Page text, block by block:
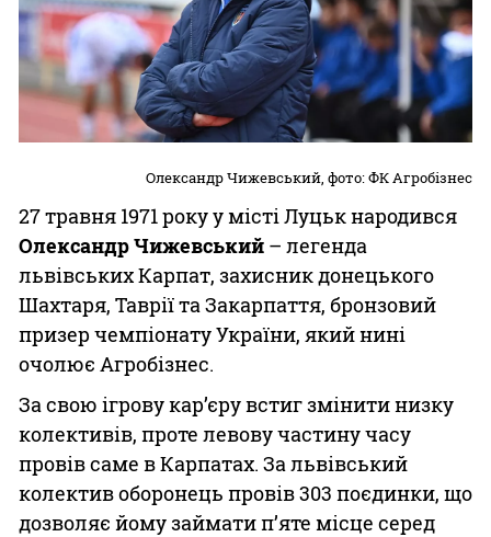
Олександр Чижевський, фото: ФК Агробізнес
27 травня 1971 року у місті Луцьк народився
Олександр Чижевський – легенда
львівських Карпат, захисник донецького
Шахтаря, Таврії та Закарпаття, бронзовий
призер чемпіонату України, який нині
очолює Агробізнес.
За свою ігрову кар’єру встиг змінити низку
колективів, проте левову частину часу
провів саме в Карпатах. За львівський
колектив оборонець провів 303 поєдинки, що
дозволяє йому займати п’яте місце серед